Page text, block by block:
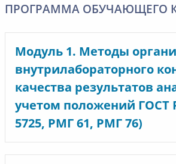
ПРОГРАММА ОБУЧАЮЩЕГО
Модуль 1. Методы
внутрилабораторного
качества результатов
учетом положений ГОСТ
5725, РМГ 61, РМГ 76)